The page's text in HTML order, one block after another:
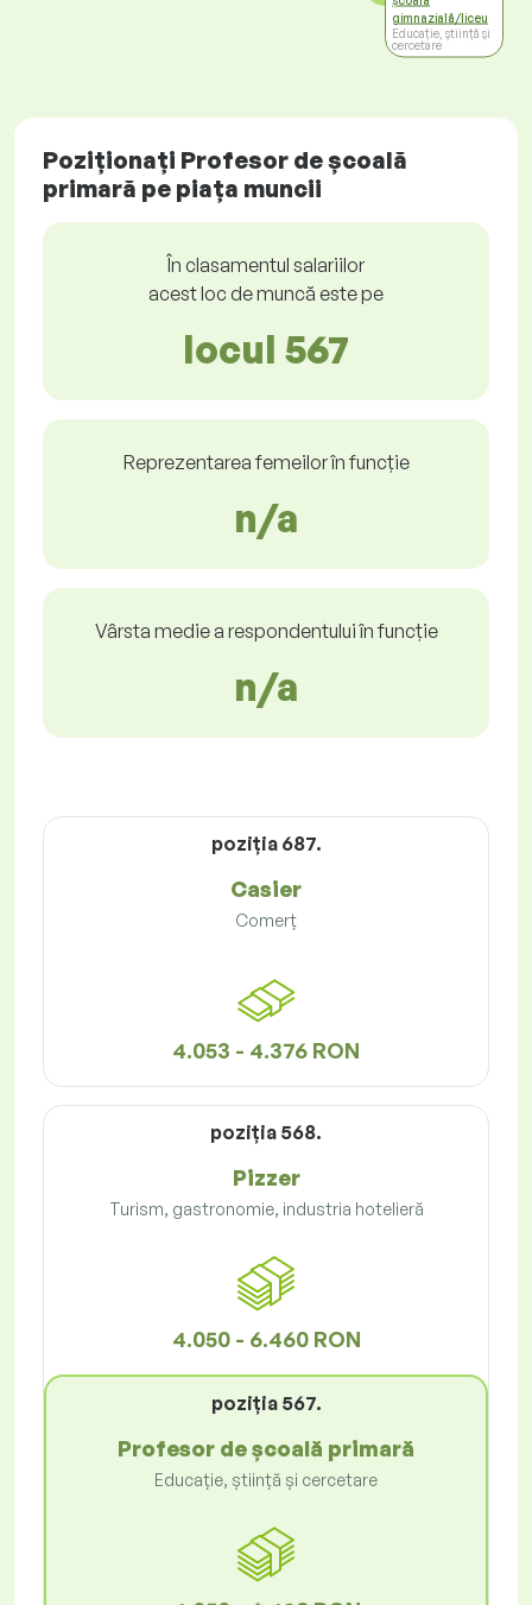
gimnazială/liceu
Educație, știință și
cercetare
Poziționați Profesor de școală
primară pe piața muncii
În clasamentul salariilor
acest loc de muncă este pe
locul 567
Reprezentarea femeilor în funcție
n/a
Vârsta medie a respondentului în funcție
n/a
poziţia 687.
Casier
Comerț
4.053 - 4.376 RON
poziţia 568.
Pizzer
Turism, gastronomie, industria hotelieră
4.050 - 6.460 RON
poziţia 567.
Profesor de școală primară
Educație, știință și cercetare